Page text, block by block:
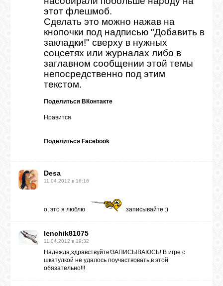
этот флешмоб.
Сделать это можно нажав на
кнопочки под надписью "Добавить в
закладки!" сверху в нужных
соцсетях или журналах либо в
заглавном сообщении этой темы
непосредственно под этим
текстом.
Поделиться ВКонтакте
Нравится
Поделиться Facebook
Desa
11.04.2012 в 16:16
о, это я люблю записывайте :)
lenchik81075
11.04.2012 в 19:32
Надежда,здравствуйте!ЗАПИСЫВАЮСЬ! В игре с
шкатулкой не удалось поучаствовать,в этой
обязательно!!!